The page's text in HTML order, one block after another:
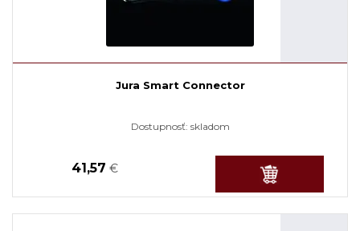
Jura Smart Connector
Dostupnosť: skladom
41,57 €